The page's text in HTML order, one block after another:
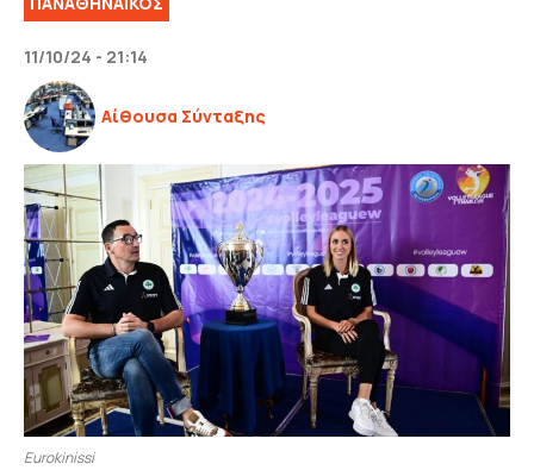
11/10/24 - 21:14
Αίθουσα Σύνταξης
Eurokinissi